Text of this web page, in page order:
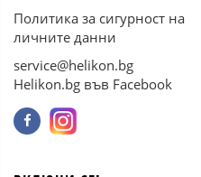
Политика за сигурност на
личните данни
service@helikon.bg
Helikon.bg във Facebook